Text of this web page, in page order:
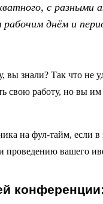
с
днём и
знали? Так что не
свою работу, но вы
на фул-тайм, если
и проведению вашего